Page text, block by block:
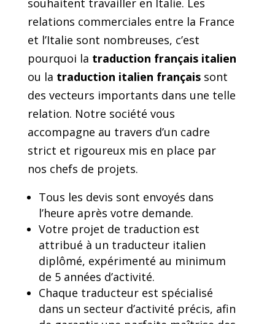
souhaitent travailler en Italie. Les
relations commerciales entre la France
et l’Italie sont nombreuses, c’est
pourquoi la traduction français italien
ou la traduction italien françaissont
des vecteurs importants dans une telle
relation. Notre société vous
accompagne au travers d’un cadre
strict et rigoureux mis en place par
nos chefs de projets.
Tous les devis sont envoyés dans
l’heure après votre demande.
Votre projet de traduction est
attribué à un traducteur italien
diplômé, expérimenté au minimum
de 5 années d’activité.
Chaque traducteur est spécialisé
dans un secteur d’activité précis, afin